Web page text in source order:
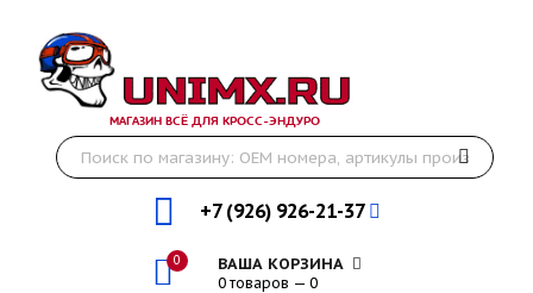
МАГАЗИН ВСЁ ДЛЯ КРОСС-ЭНДУРО
+7 (926) 926-21-37
0 ВАША КОРЗИНА
0 товаров — 0